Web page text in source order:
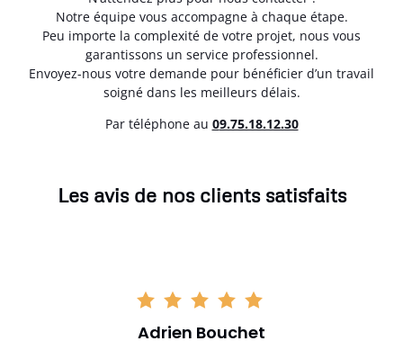
Notre équipe vous accompagne à chaque étape.
Peu importe la complexité de votre projet, nous vous
garantissons un service professionnel.
Envoyez-nous votre demande pour bénéficier d’un travail
soigné dans les meilleurs délais.
Par téléphone au 09.75.18.12.30
Les avis de nos clients satisfaits
Adrien Bouchet